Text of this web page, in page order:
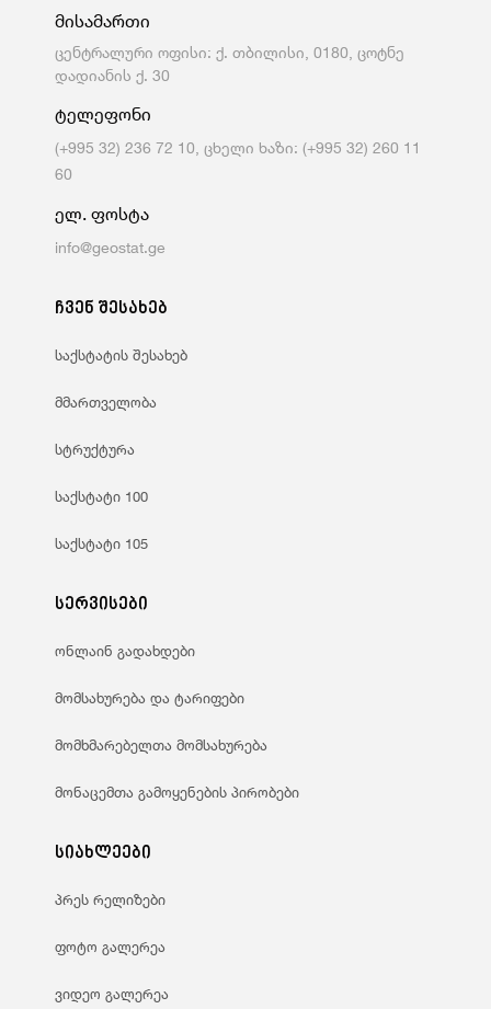
მისამართი
ცენტრალური ოფისი: ქ. თბილისი, 0180, ცოტნე
დადიანის ქ. 30
ტელეფონი
(+995 32) 236 72 10, ცხელი ხაზი: (+995 32) 260 11
60
ელ. ფოსტა
info@geostat.ge
ჩვენ შესახებ
საქსტატის შესახებ
მმართველობა
სტრუქტურა
საქსტატი 100
საქსტატი 105
სერვისები
ონლაინ გადახდები
მომსახურება და ტარიფები
მომხმარებელთა მომსახურება
მონაცემთა გამოყენების პირობები
სიახლეები
პრეს რელიზები
ფოტო გალერეა
ვიდეო გალერეა